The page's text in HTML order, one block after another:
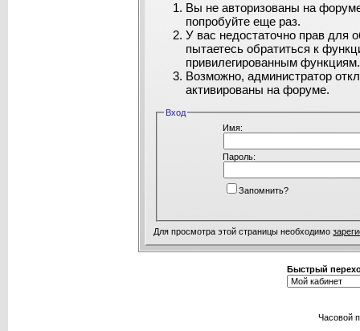
Вы не авторизованы на
попробуйте еще раз.
У вас недостаточно прав для
пытаетесь обратиться к
привилегированным функциям.
Возможно, администратор
активированы на форуме.
Вход
Имя:
Пароль:
Запомнить?
Для просмотра этой страницы необходимо
Быстрый
Часовой